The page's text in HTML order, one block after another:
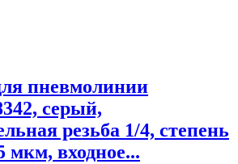
пневмолинии
серый,
резьба 1/4, степень
мкм, входное...